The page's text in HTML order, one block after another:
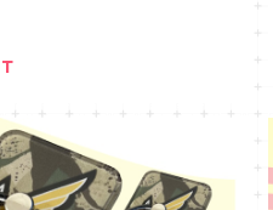
スライド式スマホケース L